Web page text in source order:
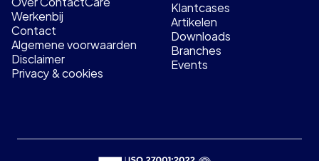
Klantcases
Artikelen
Downloads
Branches
Events
Werkenbij
Contact
Algemene voorwaarden
Disclaimer
Privacy & cookies